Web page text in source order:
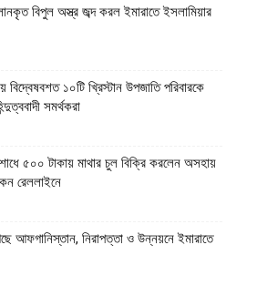
বিপুল অস্ত্র জব্দ করল ইমারাতে ইসলামিয়ার
বিদ্বেষবশত ১০টি খ্রিস্টান উপজাতি পরিবারকে
সমর্থকরা
৫০০ টাকায় মাথার চুল বিক্রি করলেন অসহায়
রেললাইনে
আফগানিস্তান, নিরাপত্তা ও উন্নয়নে ইমারাতে